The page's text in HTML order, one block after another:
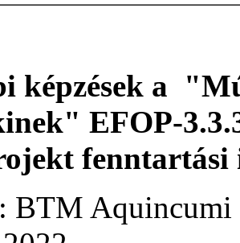
képzések a
EFOP-
fenntartási
BTM Aquincumi